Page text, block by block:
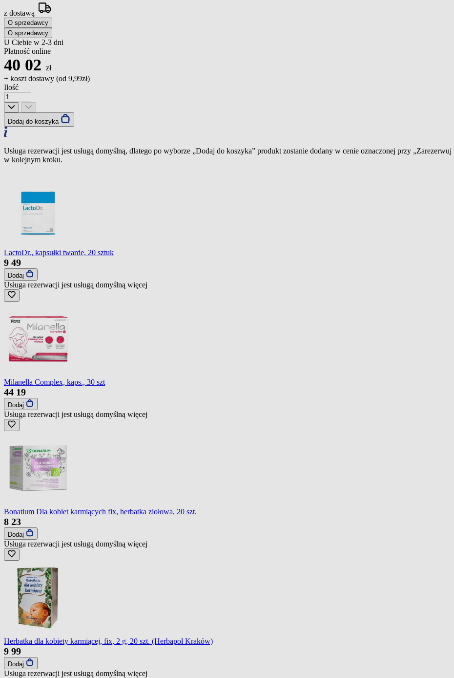
z dostawą
O sprzedawcy
O sprzedawcy
U Ciebie w 2-3 dni
Płatność online
40 02 zł
+ koszt dostawy (od 9,99zł)
Ilość
Dodaj do koszyka
Usługa rezerwacji jest usługą domyślną, dlatego po wyborze „Dodaj do koszyka” produkt zostanie dodany w cenie oznaczonej przy
w kolejnym kroku.
LactoDr., kapsułki twarde, 20 sztuk
9 49
Dodaj
Usługa rezerwacji jest usługą domyślną więcej
Milanella Complex, kaps., 30 szt
44 19
Dodaj
Usługa rezerwacji jest usługą domyślną więcej
Bonatium Dla kobiet karmiących fix, herbatka ziołowa, 20 szt.
8 23
Dodaj
Usługa rezerwacji jest usługą domyślną więcej
Herbatka dla kobiety karmiącej, fix, 2 g, 20 szt. (Herbapol Kraków)
9 99
Dodaj
Usługa rezerwacji jest usługą domyślną więcej